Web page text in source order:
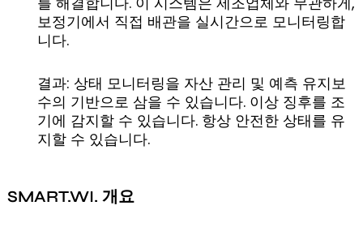
보정기에서 직접 배관을 실시간으로 모니터링합
니다.
결과: 상태 모니터링을 자산 관리 및 예측 유지보
수의 기반으로 삼을 수 있습니다. 이상 징후를 조
기에 감지할 수 있습니다. 항상 안전한 상태를 유
지할 수 있습니다.
SMART.WI. 개요